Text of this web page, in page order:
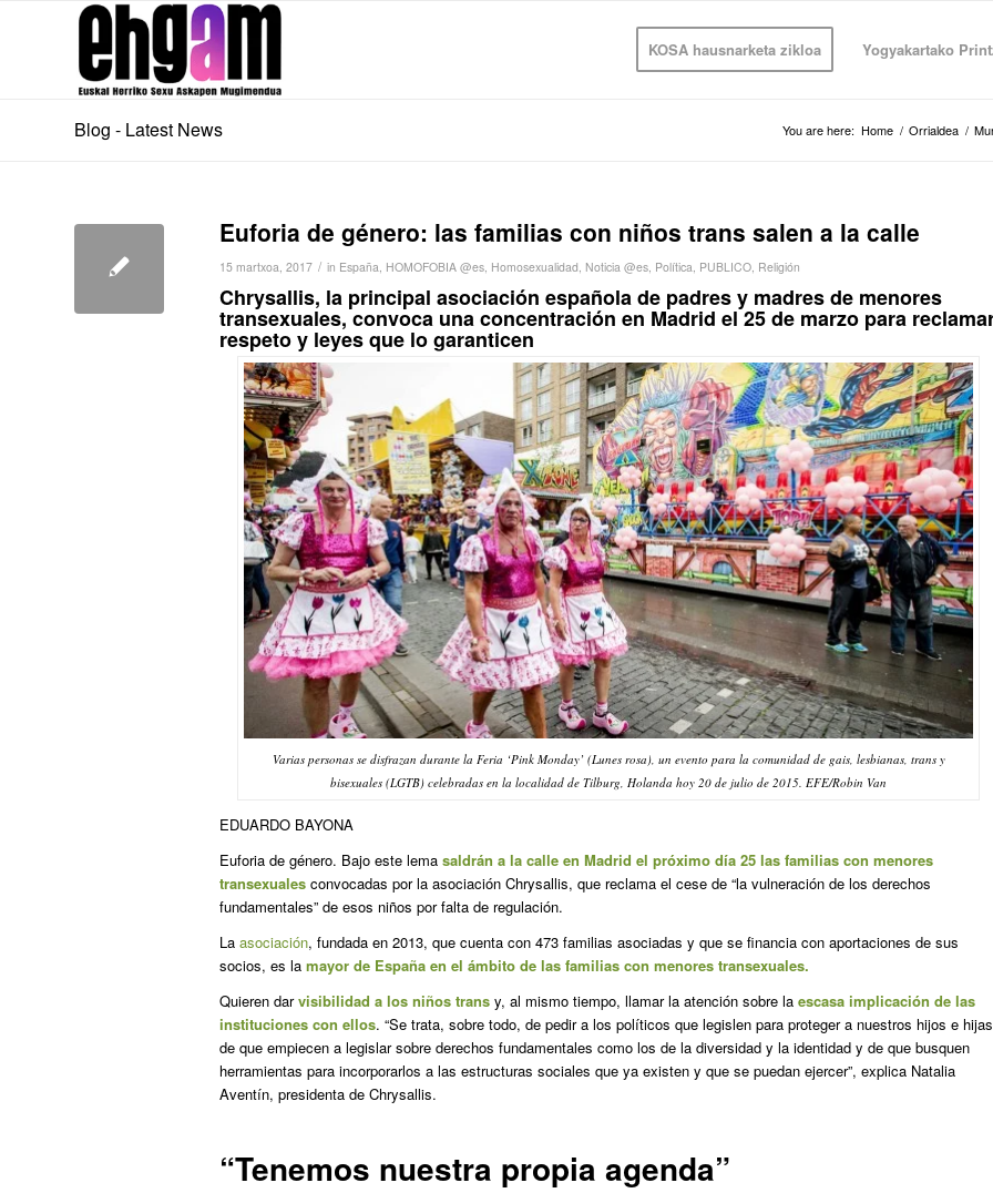
KOSA hausnarketa zikloa Yogyakartako
Blog - Latest News You are here: Home / Orrialdea /
Euforia de género: las familias con niños trans salen a la calle
15 martxoa, 2017 / in España, HOMOFOBIA @es, Homosexualidad, Noticia @es, Política, PUBLICO, Religión
Chrysallis, la principal asociación española de padres y madres de menores
transexuales, convoca una concentración en Madrid el 25 de marzo para
respeto y leyes que lo garanticen
Varias personas se disfrazan durante la Feria ‘Pink Monday’ (Lunes rosa), un evento para la comunidad de gais, lesbianas, trans y
bisexuales (LGTB) celebradas en la localidad de Tilburg, Holanda hoy 20 de julio de 2015. EFE/Robin Van
EDUARDO BAYONA
Euforia de género. Bajo este lema saldrán a la calle en Madrid el próximo día 25 las familias con menores
transexuales convocadas por la asociación Chrysallis, que reclama el cese de “la vulneración de los derechos
fundamentales” de esos niños por falta de regulación.
La asociación, fundada en 2013, que cuenta con 473 familias asociadas y que se financia con aportaciones de sus
socios, es la mayor de España en el ámbito de las familias con menores transexuales.
Quieren darvisibilidad a los niños trans y, al mismo tiempo, llamar la atención sobre la escasa implicación de las
instituciones con ellos. “Se trata, sobre todo, de pedir a los políticos que legislen para proteger a nuestros hijos e
de que empiecen a legislar sobre derechos fundamentales como los de la diversidad y la identidad y de que busquen
herramientas para incorporarlos a las estructuras sociales que ya existen y que se puedan ejercer”, explica Natalia
Aventín, presidenta de Chrysallis.
“Tenemos nuestra propia agenda”